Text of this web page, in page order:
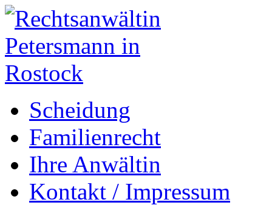
Scheidung
Familienrecht
Ihre Anwältin
Kontakt / Impressum